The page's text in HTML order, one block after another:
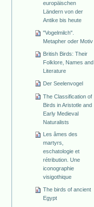
europäischen
Ländern von der
Antike bis heute
"Vogelmilch".
Metapher oder Motiv
British Birds: Their
Folklore, Names and
Literature
Der Seelenvogel
The Classification of
Birds in Aristotle and
Early Medieval
Naturalists
Les âmes des
martyrs,
eschatologie et
rétribution. Une
iconographie
visigothique
The birds of ancient
Egypt